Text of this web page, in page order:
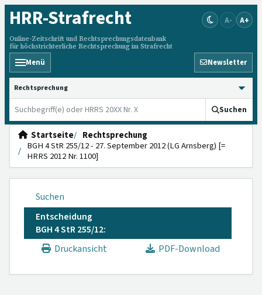
HRR-Strafrecht
Online-Zeitschrift und Rechtsprechungsdatenbank
für höchstrichterliche Rechtsprechung im Strafrecht
A- A+
Menü Newsletter
HRRS durchsuchen
Suchen
Startseite
Rechtsprechung
BGH 4 StR 255/12 - 27. September 2012 (LG Arnsberg) [=
HRRS 2012 Nr. 1100]
Suchen
Entscheidung
BGH 4 StR 255/12:
Druckansicht
PDF-Download